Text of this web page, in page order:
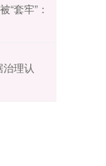
“套牢”：
理认